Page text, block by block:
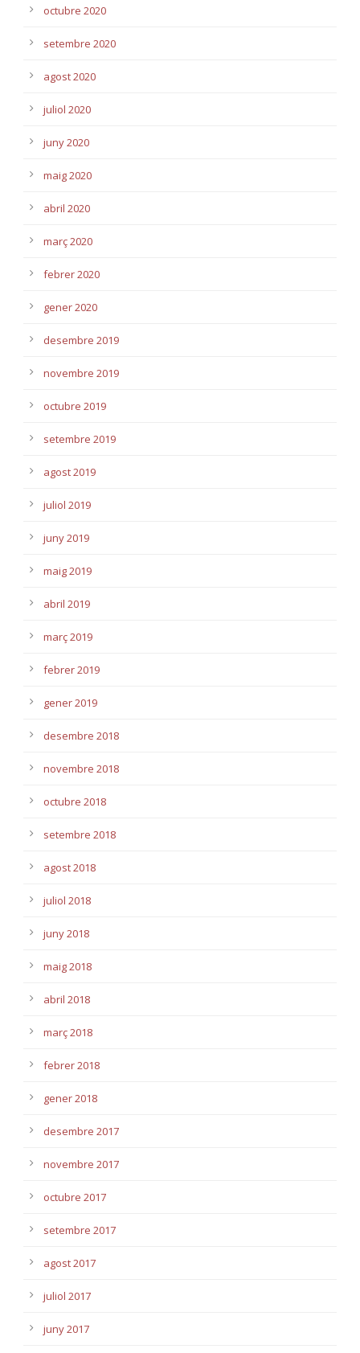
octubre 2020
setembre 2020
agost 2020
juliol 2020
juny 2020
maig 2020
abril 2020
març 2020
febrer 2020
gener 2020
desembre 2019
novembre 2019
octubre 2019
setembre 2019
agost 2019
juliol 2019
juny 2019
maig 2019
abril 2019
març 2019
febrer 2019
gener 2019
desembre 2018
novembre 2018
octubre 2018
setembre 2018
agost 2018
juliol 2018
juny 2018
maig 2018
abril 2018
març 2018
febrer 2018
gener 2018
desembre 2017
novembre 2017
octubre 2017
setembre 2017
agost 2017
juliol 2017
juny 2017